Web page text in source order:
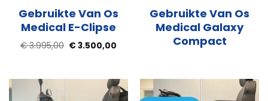
Gebruikte Van Os
Medical E-Clipse
€3.995,00 Oorspronkelijke
€3.500,00
Gebruikte Van Os
Medical Galaxy
Compact